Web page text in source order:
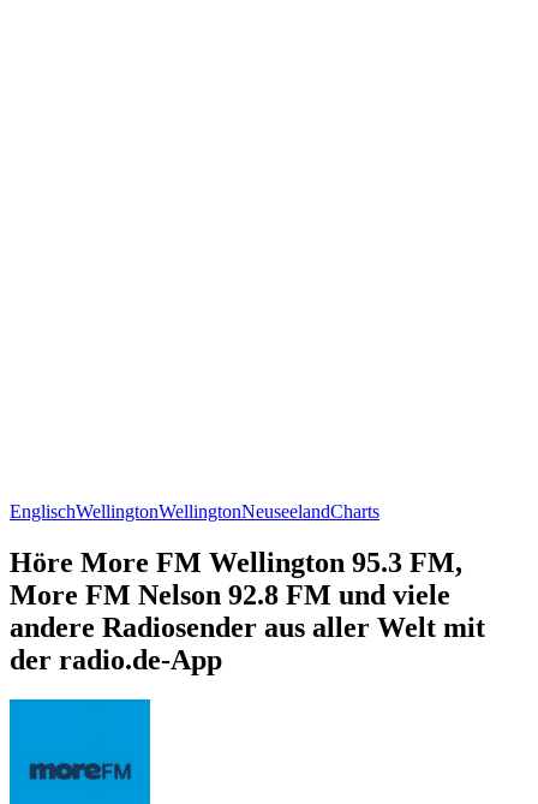
EnglischWellingtonWellingtonNeuseelandCharts
Höre More FM Wellington 95.3 FM,
More FM Nelson 92.8 FM und viele
andere Radiosender aus aller Welt mit
der radio.de-App